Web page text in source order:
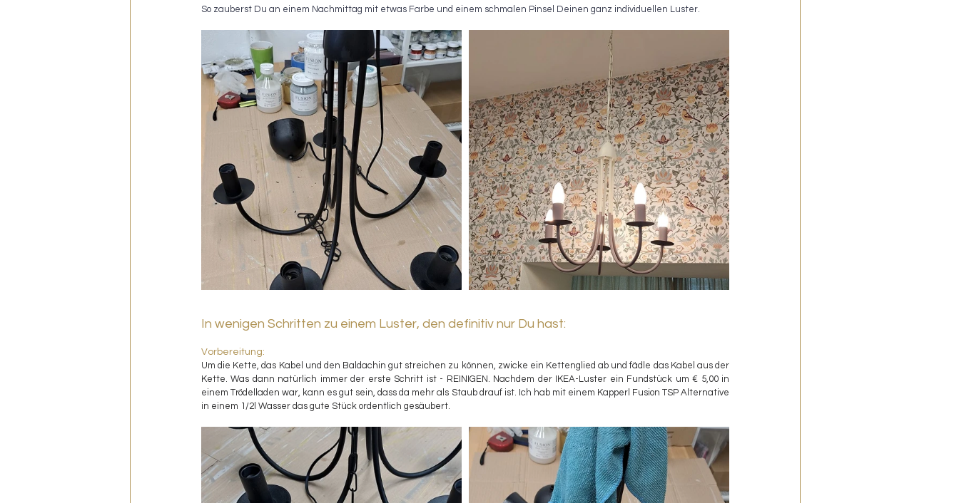
KREIDEFARBE
So zauberst Du an einem Nachmittag mit etwas Farbe und einem schmalen Pinsel Deinen ganz individuellen Luster.
In wenigen Schritten zu einem Luster, den definitiv nur Du hast:
Vorbereitung:
Um die Kette, das Kabel und den Baldachin gut streichen zu können, zwicke ein Kettenglied ab und fädle das Kabel aus der
Kette. Was dann natürlich immer der erste Schritt ist - REINIGEN. Nachdem der IKEA-Luster ein Fundstück um € 5,00 in
einem Trödelladen war, kann es gut sein, dass da mehr als Staub drauf ist. Ich hab mit einem Kapperl Fusion TSP Alternative
in einem 1/2l Wasser das gute Stück ordentlich gesäubert.